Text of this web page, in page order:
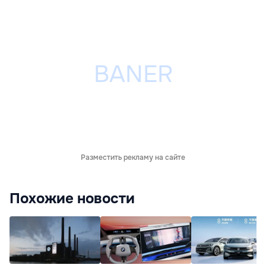
Разместить рекламу на сайте
Похожие новости